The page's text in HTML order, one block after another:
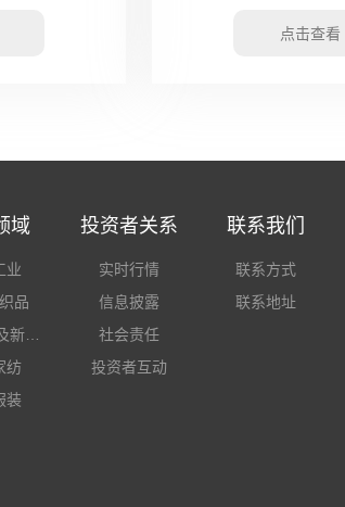
点击查看
域
业
品
航天航空及新材料
纺
装
投资者关系
实时行情
信息披露
社会责任
投资者互动
联系我们
联系方式
联系地址